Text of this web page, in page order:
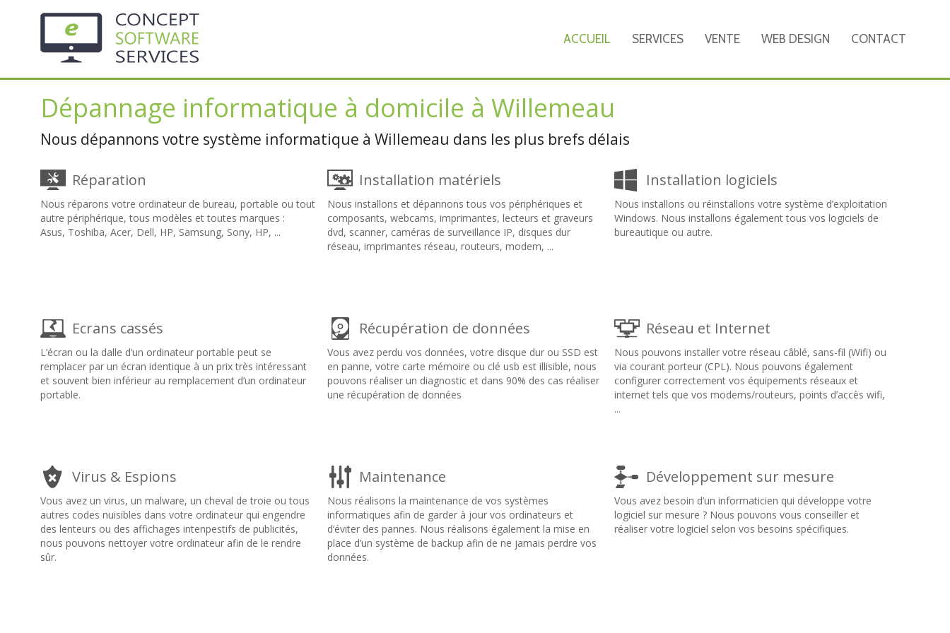
ACCUEIL SERVICES VENTE WEB DESIGN CONTACT
Dépannage informatique à domicile à Willemeau
Nous dépannons votre système informatique à Willemeau dans les plus brefs délais
Réparation
Nous réparons votre ordinateur de bureau, portable ou tout
autre périphérique, tous modèles et toutes marques :
Asus, Toshiba, Acer, Dell, HP, Samsung, Sony, HP, ...
Installation matériels
Nous installons et dépannons tous vos périphériques et
composants, webcams, imprimantes, lecteurs et graveurs
dvd, scanner, caméras de surveillance IP, disques dur
réseau, imprimantes réseau, routeurs, modem, ...
Installation logiciels
Nous installons ou réinstallons votre système d’exploitation
Windows. Nous installons également tous vos logiciels de
bureautique ou autre.
Ecrans cassés
L’écran ou la dalle d’un ordinateur portable peut se
remplacer par un écran identique à un prix très intéressant
et souvent bien inférieur au remplacement d’un ordinateur
portable.
Récupération de données
Vous avez perdu vos données, votre disque dur ou SSD est
en panne, votre carte mémoire ou clé usb est illisible, nous
pouvons réaliser un diagnostic et dans 90% des cas réaliser
une récupération de données
Réseau et Internet
Nous pouvons installer votre réseau câblé, sans-fil (Wifi) ou
via courant porteur (CPL). Nous pouvons également
configurer correctement vos équipements réseaux et
internet tels que vos modems/routeurs, points d’accès wifi,
...
Virus & Espions
Vous avez un virus, un malware, un cheval de troie ou tous
autres codes nuisibles dans votre ordinateur qui engendre
des lenteurs ou des affichages intenpestifs de publicités,
nous pouvons nettoyer votre ordinateur afin de le rendre
sûr.
Maintenance
Nous réalisons la maintenance de vos systèmes
informatiques afin de garder à jour vos ordinateurs et
d’éviter des pannes. Nous réalisons également la mise en
place d’un système de backup afin de ne jamais perdre vos
données.
Développement sur mesure
Vous avez besoin d’un informaticien qui développe votre
logiciel sur mesure ? Nous pouvons vous conseiller et
réaliser votre logiciel selon vos besoins spécifiques.